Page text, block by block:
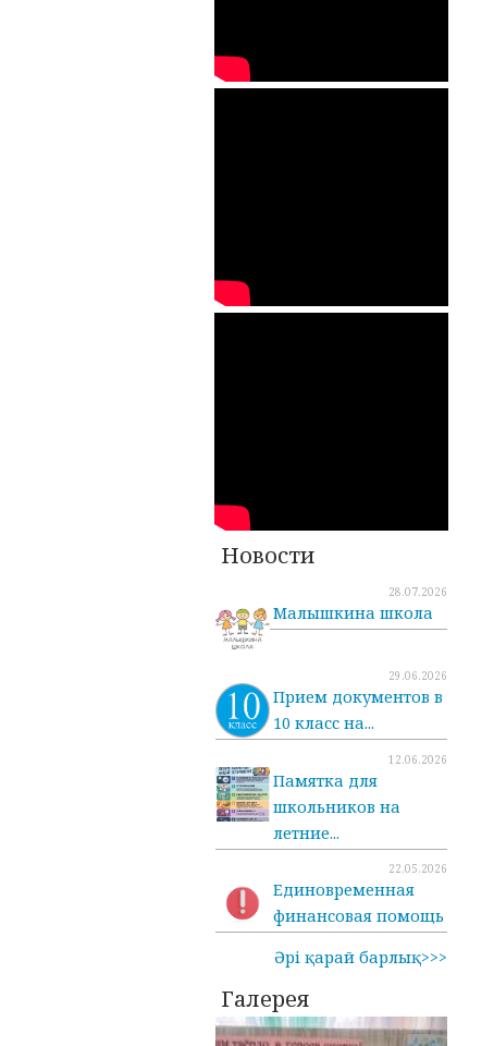
Новости
28.07.2026
Малышкина школа
29.06.2026
Прием документов в
10 класс на...
12.06.2026
Памятка для
школьников на
летние...
22.05.2026
Единовременная
финансовая помощь
Әрі қарай барлық>>>
Галерея